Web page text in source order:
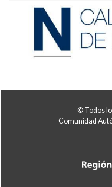
© Todos
Comunidad